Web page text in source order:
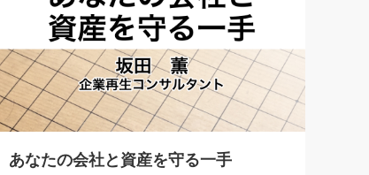
】鈴木敏文氏 言葉で伝
（ジャーナリスト 勝
もっとみる
グ経営入
決め手(203)
(38)
洋思想に学ぶ経営学(132)
者たち」(32)
Ｖを味方に！新・仕事術(180)
の鍛え方(32)
しむ基礎レッスン(12)
が読むべき今月の4冊(88)
しむ読書術(162)
」(30)
間信司の経営無形庵(けいえいむぎょうあん)(166)
営セミナー情報局(1)
栄への着眼点 牟田太陽(76)
話を聞いて学ぼう 実学・耳学・磨く「ミミガク」のすすめ
あなたの会社と資産を守る一手